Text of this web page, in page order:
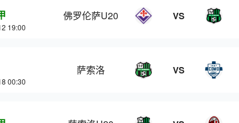
19:00
佛罗伦萨U20 VS
00:30
萨索洛 VS